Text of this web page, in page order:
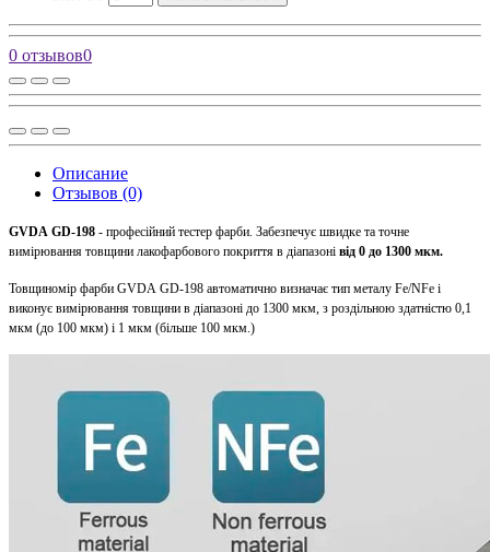
0 отзывов0
Описание
Отзывов (0)
GVDA GD-198 - професійний тестер фарби. Забезпечує швидке та точне
вимірювання товщини лакофарбового покриття в діапазоні від 0 до 1300 мкм.
Товщиномір фарби GVDA GD-198 автоматично визначає тип металу Fe/NFe і
виконує вимірювання товщини в діапазоні до 1300 мкм, з роздільною здатністю 0,1
мкм (до 100 мкм) і 1 мкм (більше 100 мкм.)